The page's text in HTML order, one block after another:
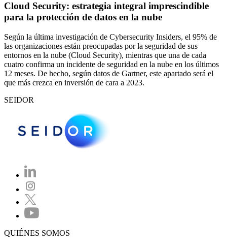
Cloud Security: estrategia integral imprescindible
para la protección de datos en la nube
Según la última investigación de Cybersecurity Insiders, el 95% de
las organizaciones están preocupadas por la seguridad de sus
entornos en la nube (Cloud Security), mientras que una de cada
cuatro confirma un incidente de seguridad en la nube en los últimos
12 meses. De hecho, según datos de Gartner, este apartado será el
que más crezca en inversión de cara a 2023.
SEIDOR
QUIÉNES SOMOS